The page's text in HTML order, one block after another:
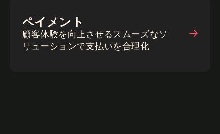
ペイメント
顧客体験を向上させるスムーズなソ
リューションで支払いを合理化